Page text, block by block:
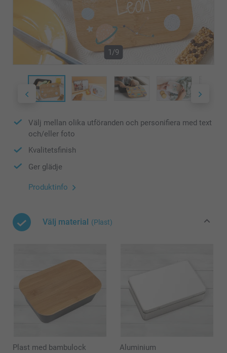
1/9
Välj mellan olika utföranden och personifiera med text
och/eller foto
Kvalitetsfinish
Ger glädje
Produktinfo
Välj material (Plast)
Plast med bambulock Aluminium